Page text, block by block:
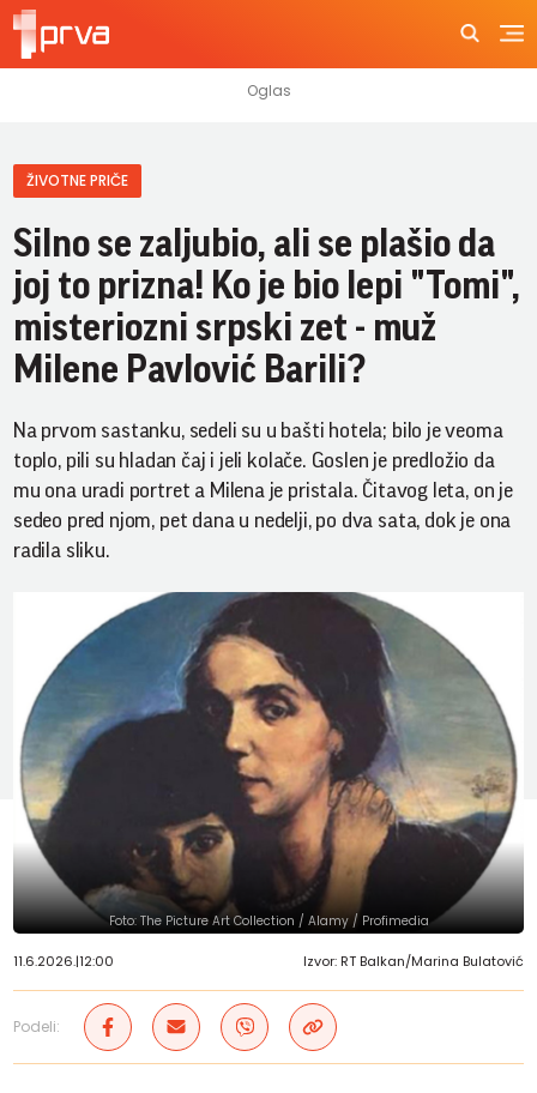
ŽIVOTNE PRIČE
Silno se zaljubio, ali se plašio da
joj to prizna! Ko je bio lepi "Tomi",
misteriozni srpski zet - muž
Milene Pavlović Barili?
Na prvom sastanku, sedeli su u bašti hotela; bilo je veoma
toplo, pili su hladan čaj i jeli kolače. Goslen je predložio da
mu ona uradi portret a Milena je pristala. Čitavog leta, on je
sedeo pred njom, pet dana u nedelji, po dva sata, dok je ona
radila sliku.
Foto: The Picture Art Collection / Alamy / Profimedia
11.6.2026.|12:00 Izvor: RT Balkan/Marina Bulatović
Podeli: